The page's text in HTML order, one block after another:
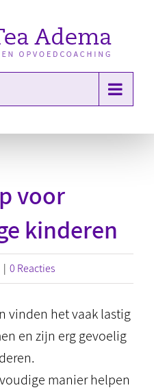
voor
kinderen
| 0 Reacties
vinden het vaak lastig
en zijn erg gevoelig
manier helpen